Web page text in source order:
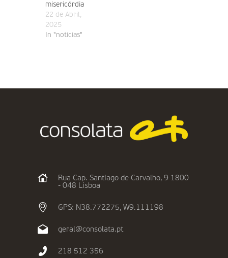
misericórdia
22 de Abril,
2025
In "noticias"
Rua Cap. Santiago de Carvalho, 9 1800
- 048 Lisboa
GPS: N38.772275, W9.111198
geral@consolata.pt
218 512 356